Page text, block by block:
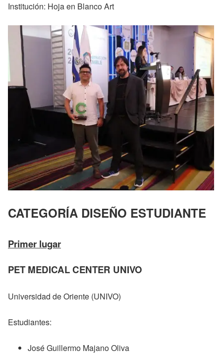
Institución: Hoja en Blanco Art
CATEGORÍA DISEÑO ESTUDIANTE
Primer lugar
PET MEDICAL CENTER UNIVO
Universidad de Oriente (UNIVO)
Estudiantes:
José Guillermo Majano Oliva